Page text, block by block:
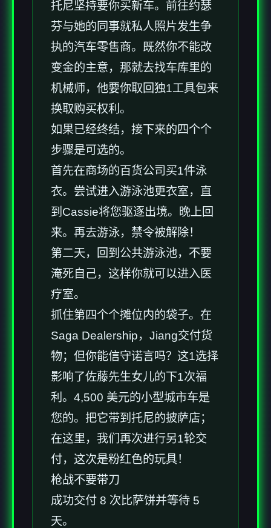
托尼坚持要你买新车。前往约瑟
芬与她的同事就私人照片发生争
执的汽车零售商。既然你不能改
变金的主意，那就去找车库里的
机械师，他要你取回独1工具包来
换取购买权利。
如果已经终结，接下来的四个个
步骤是可选的。
首先在商场的百货公司买1件泳
衣。尝试进入游泳池更衣室，直
到Cassie将您驱逐出境。晚上回
来。再去游泳，禁令被解除！
第二天，回到公共游泳池，不要
淹死自己，这样你就可以进入医
疗室。
抓住第四个个摊位内的袋子。在
Saga Dealership，Jiang交付货
物；但你能信守诺言吗？这1选择
影响了佐藤先生女儿的下1次福
利。4,500 美元的小型城市车是
您的。把它带到托尼的披萨店；
在这里，我们再次进行另1轮交
付，这次是粉红色的玩具！
枪战不要带刀
成功交付 8 次比萨饼并等待 5
天。